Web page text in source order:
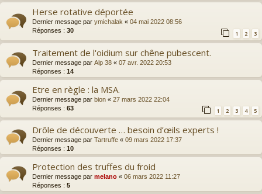
Herse rotative déportée
Dernier message par ymichalak « 04 mai 2022 08:56
Réponses : 30 1 2 3
Traitement de l'oidium sur chêne pubescent.
Dernier message par Alp 38 « 07 avr. 2022 20:53
Réponses : 14
Etre en règle : la MSA.
Dernier message par bion « 27 mars 2022 22:04
Réponses : 63 1 2 3 4 5
Drôle de découverte … besoin d’œils experts !
Dernier message par Tartruffe « 09 mars 2022 17:37
Réponses : 10
Protection des truffes du froid
Dernier message par melano « 06 mars 2022 11:27
Réponses : 5